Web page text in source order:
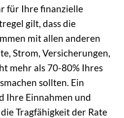
für Ihre finanzielle
gilt, dass die
mit allen anderen
Strom, Versicherungen,
mehr als 70-80% Ihres
sollten. Ein
Ihre Einnahmen und
Tragfähigkeit der Rate